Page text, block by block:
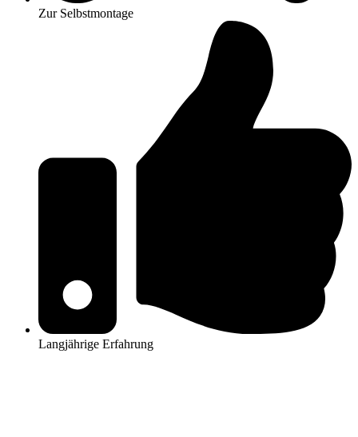
Zur Selbstmontage
Langjährige Erfahrung